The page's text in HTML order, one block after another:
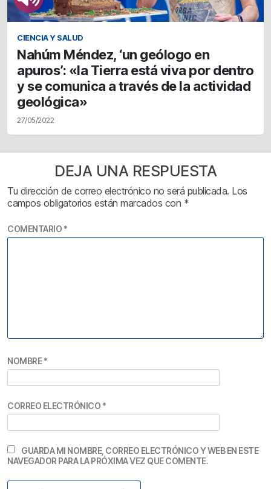
CIENCIA Y SALUD
Nahúm Méndez, ‘un geólogo en
apuros’: «la Tierra está viva por dentro
y se comunica a través de la actividad
geológica»
27/05/2022
DEJA UNA RESPUESTA
Tu dirección de correo electrónico no será publicada. Los
campos obligatorios están marcados con *
COMENTARIO *
NOMBRE*
CORREO ELECTRÓNICO *
GUARDA MI NOMBRE, CORREO ELECTRÓNICO Y WEB EN ESTE
NAVEGADOR PARA LA PRÓXIMA VEZ QUE COMENTE.